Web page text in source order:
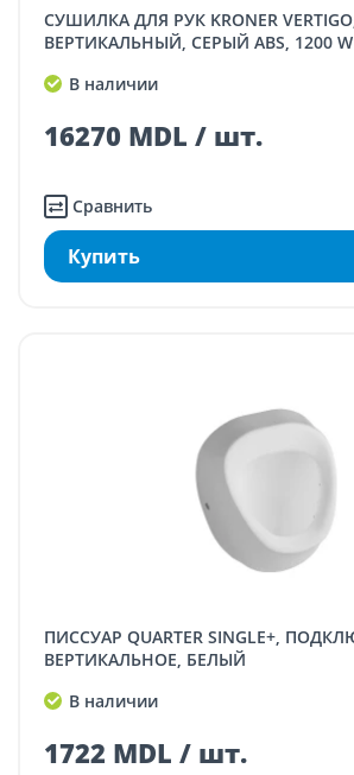
СУШИЛКА ДЛЯ РУК KRONER VERTIGO,
ВЕРТИКАЛЬНЫЙ, СЕРЫЙ ABS, 1200 W
В наличии
16270 MDL / шт.
Сравнить
Купить
ПИССУАР QUARTER SINGLE+, ПОДКЛЮЧЕНИЕ
ВЕРТИКАЛЬНОЕ, БЕЛЫЙ
В наличии
1722 MDL / шт.